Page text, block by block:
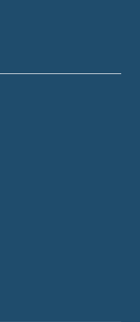
5 åringer skal
vi turer til skolen